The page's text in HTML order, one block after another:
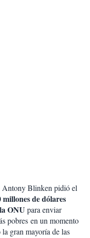
Antony Blinken pidió el
millones de dólares
ONU para enviar
pobres en un momento
gran mayoría de las